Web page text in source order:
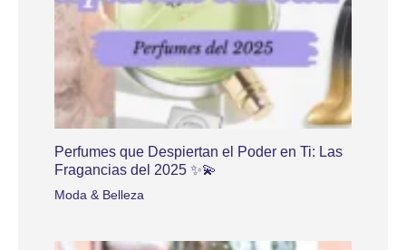
Perfumes que Despiertan el Poder en Ti: Las
Fragancias del 2025 ✨💫
Moda & Belleza